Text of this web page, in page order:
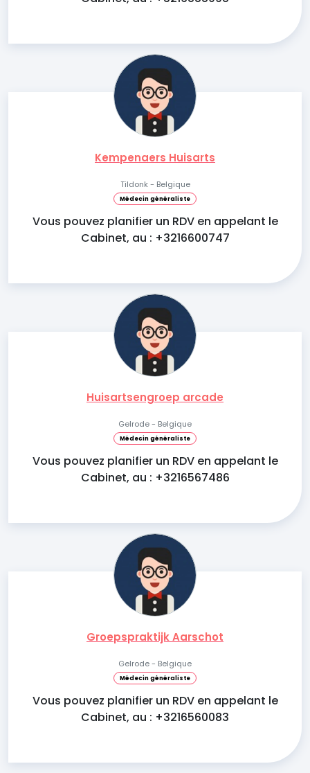
Kempenaers Huisarts
Tildonk - Belgique
Médecin généraliste
Vous pouvez planifier un RDV en appelant le
Cabinet, au : +3216600747
Huisartsengroep arcade
Gelrode - Belgique
Médecin généraliste
Vous pouvez planifier un RDV en appelant le
Cabinet, au : +3216567486
Groepspraktijk Aarschot
Gelrode - Belgique
Médecin généraliste
Vous pouvez planifier un RDV en appelant le
Cabinet, au : +3216560083